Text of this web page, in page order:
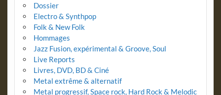
Dossier
Electro & Synthpop
Folk & New Folk
Hommages
Jazz Fusion, expérimental & Groove, Soul
Live Reports
Livres, DVD, BD & Ciné
Metal extrême & alternatif
Metal progressif, Space rock, Hard Rock & Melodic